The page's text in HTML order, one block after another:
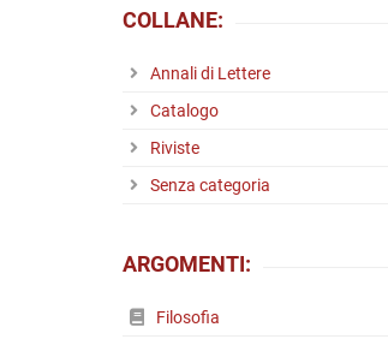
COLLANE:
Annali di Lettere
Catalogo
Riviste
Senza categoria
ARGOMENTI:
Filosofia